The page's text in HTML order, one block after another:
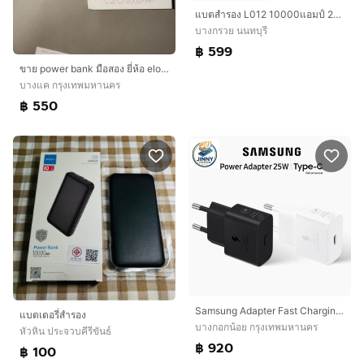
ขาย power bank มือสอง ยี่ห้อ eloop
บางแค กรุงเทพมหานคร
฿ 550
แบตสำรอง L012 10000แอมป์ 22.5w ชาร์จเร็วมีสายไทซี+ไอโฟน มี ม.อ.ก 2079-2560 พกพามินิ ร้านคละสีให้
บางกรวย นนทบุรี
฿ 599
แบตเตอรี่สำรอง
หัวหิน ประจวบคีรีขันธ์
฿ 100
Samsung Adapter Fast Charging 25W อะแดปเตอร์ หัวชาร์จ Type C ของแท้ ประกันศูนย์ไทย
บางกอกน้อย กรุงเทพมหานคร
฿ 920